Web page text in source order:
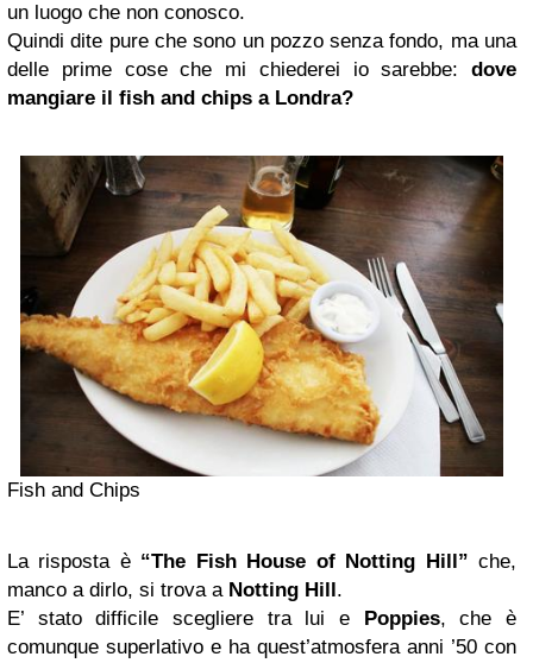
un luogo che non conosco.
Quindi dite pure che sono un pozzo senza fondo, ma una
delle prime cose che mi chiederei io sarebbe: dove
mangiare il fish and chips a Londra?
Fish and Chips
La risposta è “The Fish House of Notting Hill” che,
manco a dirlo, si trova a Notting Hill .
E’ stato difficile scegliere tra lui e
Poppies, che è
comunque superlativo e ha quest’atmosfera anni ’50 con